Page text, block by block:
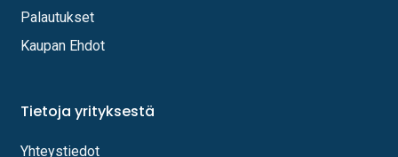
Palautukset
Kaupan Ehdot
Tietoja yrityksestä
Yhteystiedot